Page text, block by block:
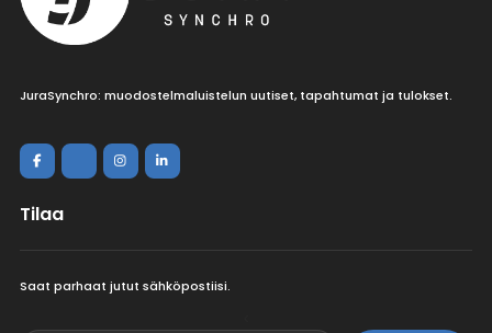
JuraSynchro: muodostelmaluistelun uutiset, tapahtumat ja tulokset.
Tilaa
Saat parhaat jutut sähköpostiisi.